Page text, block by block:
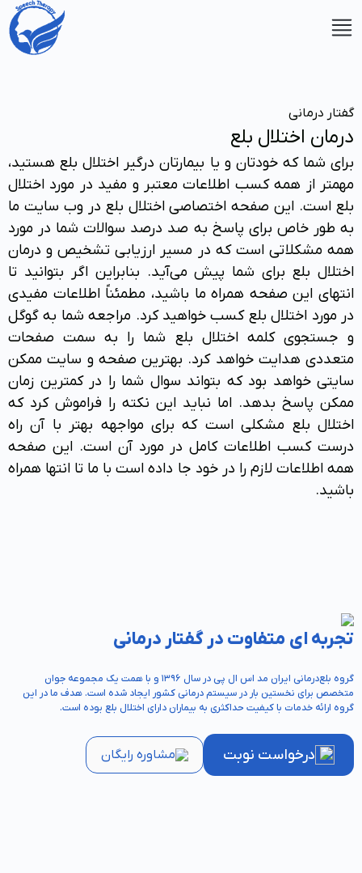
نام
صفحه
اصلی
بلع
درمانی
مقالات
تماس
ما
گفتار درمانی
درمان اختلال بلع
برای شما که خودتان و یا بیمارتان درگیر اختلال بلع هستید،
مهمتر از همه کسب اطلاعات معتبر و مفید در مورد اختلال
بلع است. این صفحه اختصاصی اختلال بلع در وب سایت ما
به طور خاص برای پاسخ به صد درصد سوالات شما در مورد
همه مشکلاتی است که در مسیر ارزیابی تشخیص و درمان
اختلال بلع برای شما پیش می‌آید. بنابراین اگر بتوانید تا
انتهای این صفحه همراه ما باشید، مطمئناً اطلاعات مفیدی
در مورد اختلال بلع کسب خواهید کرد. مراجعه شما به گوگل
و جستجوی کلمه اختلال بلع شما را به سمت صفحات
متعددی هدایت خواهد کرد. بهترین صفحه و سایت ممکن
سایتی خواهد بود که بتواند سوال شما را در کمترین زمان
ممکن پاسخ بدهد. اما نباید این نکته را فراموش کرد که
اختلال بلع مشکلی است که برای مواجهه بهتر با آن راه
درست کسب اطلاعات کامل در مورد آن است. این صفحه
همه اطلاعات لازم را در خود جا داده است با ما تا انتها همراه
باشید.
تجربه ای متفاوت در گفتار درمانی
گروه بلع‌درمانی ایران‌ مد اس ال پی در سال 1396 و با همت یک مجموعه جوان
متخصص برای نخستین بار در سیستم درمانی کشور ایجاد شده است. هدف ما در این
گروه ارائه خدمات با کیفیت حداکثری به بیماران دارای اختلال بلع بوده است.
درخواست نوبت مشاوره رایگان